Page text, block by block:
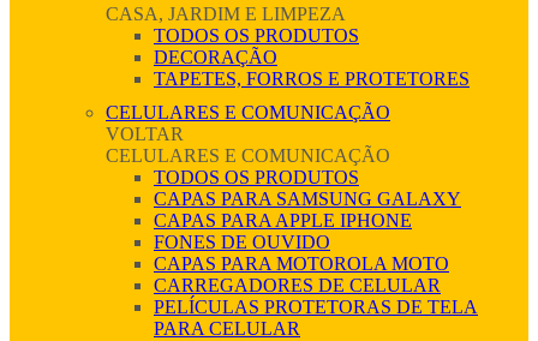
CASA, JARDIM E LIMPEZA
TODOS OS PRODUTOS
DECORAÇÃO
TAPETES, FORROS E PROTETORES
CELULARES E COMUNICAÇÃO
VOLTAR
CELULARES E COMUNICAÇÃO
TODOS OS PRODUTOS
CAPAS PARA SAMSUNG GALAXY
CAPAS PARA APPLE IPHONE
FONES DE OUVIDO
CAPAS PARA MOTOROLA MOTO
CARREGADORES DE CELULAR
PELÍCULAS PROTETORAS DE TELA
PARA CELULAR